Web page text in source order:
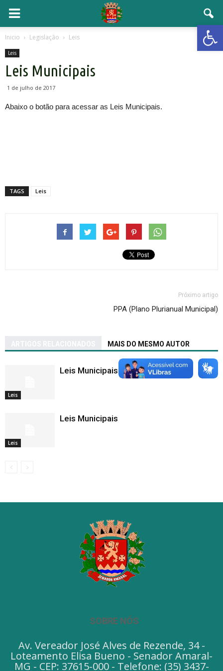
Inicio Legislação Leis
Leis
Leis Municipais
1 de julho de 2017
Abaixo o botão para acessar as Leis Municipais.
TAGS Leis
Próximo artigo
PPA (Plano Plurianual Municipal)
MAIS DO MESMO AUTOR
Leis
Leis Municipais
Leis
Leis Municipais
SOBRE NÓS
Av. Vereador José Alves de Rezende, 34 -
Loteamento Elisa Bueno - Senador Amaral-
MG - CEP: 37615-000 - Telefone: (35) 3437-